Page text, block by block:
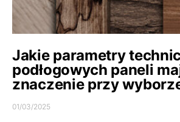
Jakie parametry
podłogowych paneli
znaczenie przy
01/03/2025